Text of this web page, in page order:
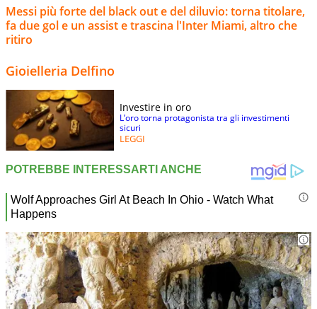
Messi più forte del black out e del diluvio: torna titolare,
fa due gol e un assist e trascina l'Inter Miami, altro che
ritiro
Gioielleria Delfino
Investire in oro
L’oro torna protagonista tra gli investimenti
sicuri
LEGGI